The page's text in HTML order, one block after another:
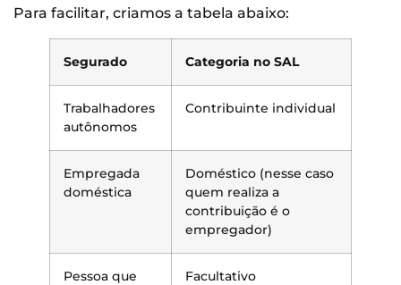
Para facilitar, criamos a tabela abaixo:
Segurado Categoria no SAL
Trabalhadores
autônomos
Contribuinte individual
Empregada
doméstica
Doméstico (nesse caso
quem realiza a
contribuição é o
empregador)
Pessoa que
Facultativo